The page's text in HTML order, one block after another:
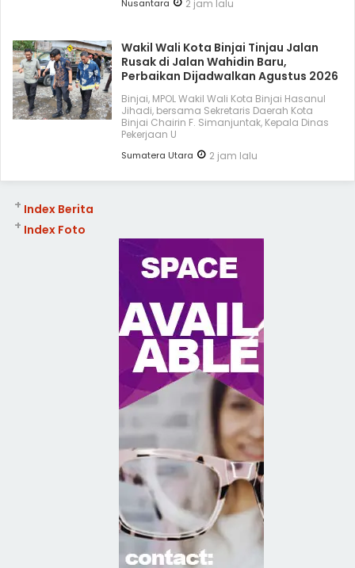
Nusantara 2 jam lalu
Wakil Wali Kota Binjai Tinjau Jalan
Rusak di Jalan Wahidin Baru,
Perbaikan Dijadwalkan Agustus 2026
Binjai, MPOL Wakil Wali Kota Binjai Hasanul
Jihadi, bersama Sekretaris Daerah Kota
Binjai Chairin F. Simanjuntak, Kepala Dinas
Pekerjaan U
Sumatera Utara 2 jam lalu
Index Berita
+
Index Foto
+